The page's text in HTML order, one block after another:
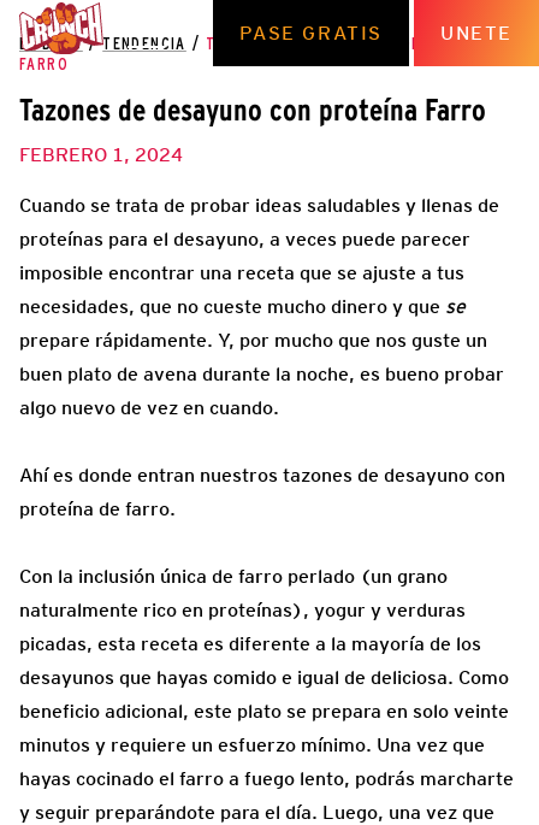
PASE GRATIS UNETE
EL BLOG / TENDENCIA / TAZONES DE DESAYUNO CON PROTEÍNA
FARRO
Tazones de desayuno con proteína Farro
FEBRERO 1, 2024
Cuando se trata de probar ideas saludables y llenas de
proteínas para el desayuno, a veces puede parecer
imposible encontrar una receta que se ajuste a tus
necesidades, que no cueste mucho dinero y que se
prepare rápidamente. Y, por mucho que nos guste un
buen plato de avena durante la noche, es bueno probar
algo nuevo de vez en cuando.
Ahí es donde entran nuestros tazones de desayuno con
proteína de farro.
Con la inclusión única de farro perlado (un grano
naturalmente rico en proteínas), yogur y verduras
picadas, esta receta es diferente a la mayoría de los
desayunos que hayas comido e igual de deliciosa. Como
beneficio adicional, este plato se prepara en solo veinte
minutos y requiere un esfuerzo mínimo. Una vez que
hayas cocinado el farro a fuego lento, podrás marcharte
y seguir preparándote para el día. Luego, una vez que